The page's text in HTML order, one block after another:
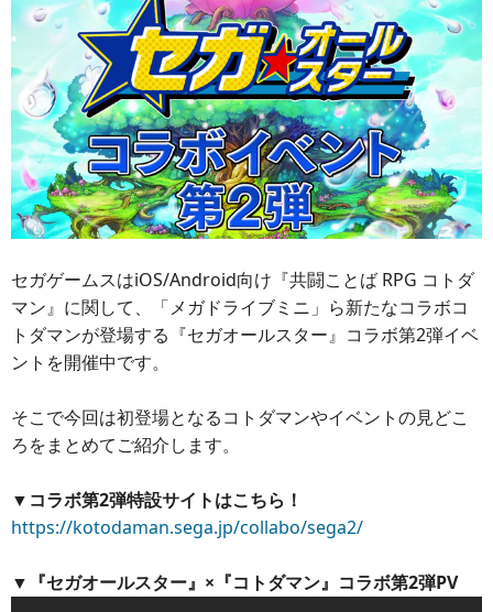
セガゲームスはiOS/Android向け『共闘ことば RPG コトダ
マン』に関して、「メガドライブミニ」ら新たなコラボコ
トダマンが登場する『セガオールスター』コラボ第2弾イベ
ントを開催中です。
そこで今回は初登場となるコトダマンやイベントの見どこ
ろをまとめてご紹介します。
▼コラボ第2弾特設サイトはこちら！
https://kotodaman.sega.jp/collabo/sega2/
▼『セガオールスター』×『コトダマン』コラボ第2弾PV